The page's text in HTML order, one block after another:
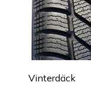
Vinterdäck